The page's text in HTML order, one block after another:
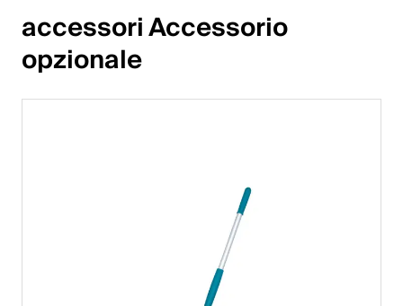
accessori Accessorio
opzionale